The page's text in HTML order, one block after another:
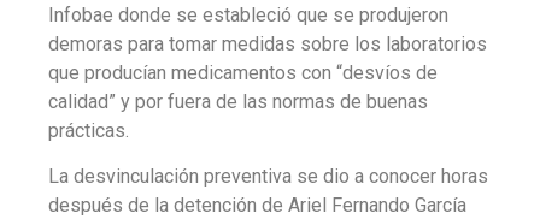
Infobae donde se estableció que se produjeron
demoras para tomar medidas sobre los laboratorios
que producían medicamentos con “desvíos de
calidad” y por fuera de las normas de buenas
prácticas.
La desvinculación preventiva se dio a conocer horas
después de la detención de Ariel Fernando García